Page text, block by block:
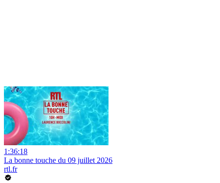
1:36:18
La bonne touche du 09 juillet 2026
rtl.fr